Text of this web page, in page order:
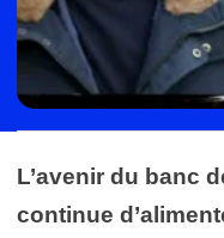
L’avenir du banc
continue